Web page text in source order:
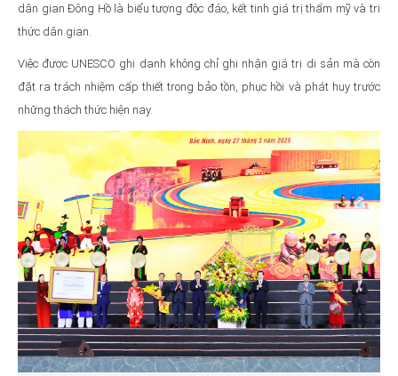
dân gian Đông Hồ là biểu tượng độc đáo, kết tinh giá trị thẩm mỹ và tri
thức dân gian.
Việc được UNESCO ghi danh không chỉ ghi nhận giá trị di sản mà còn
đặt ra trách nhiệm cấp thiết trong bảo tồn, phục hồi và phát huy trước
những thách thức hiện nay.